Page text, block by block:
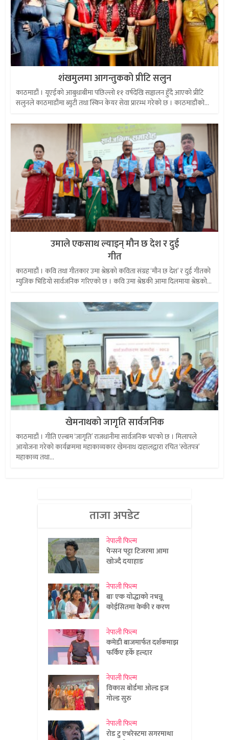
शंखमुलमा आगन्तुकको प्रीटि सलुन
काठमाडौं । यूएईको आबुधाबीमा पछिल्लो ११ वर्षदेखि सञ्चालन हुँदै आएको प्रीटि
सलुनले काठमाडौंमा ब्युटी तथा स्किन केयर सेवा प्रारम्भ गरेको छ । काठमाडौंको...
उमाले एकसाथ ल्याइन् मौन छ देश र दुई
गीत
काठमाडौं । कवि तथा गीतकार उमा श्रेष्ठको कविता संग्रह ‘मौन छ देश’ र दुई गीतको
म्युजिक भिडियो सार्वजनिक गरिएको छ । कवि उमा श्रेष्ठकी आमा दिलमाया श्रेष्ठको...
खेमनाथको जागृति सार्वजनिक
काठमाडौं । गीति एल्बम ‘जागृति’ राजधानीमा सार्वजनिक भएको छ । मिलापले
आयोजना गरेको कार्यक्रममा महाकाव्यकार खेमनाथ दाहालद्वारा रचित ‘स्वेतपत्र’
महाकाव्य तथा...
ताजा अपडेट
नेपाली फिल्म
पेन्सन पट्टा टिजरमा आमा
खोज्दै दयाहाङ
नेपाली फिल्म
बाः एक योद्धाको नभन्नू
कोईसितमा केकी र करण
नेपाली फिल्म
कमेडी बाजमार्फत दर्शकमाझ
फर्किए हर्के हल्दार
नेपाली फिल्म
विकास बोर्डमा ओल्ड इज
गोल्ड सुरु
नेपाली फिल्म
रोड टु एभरेस्टमा सगरमाथा